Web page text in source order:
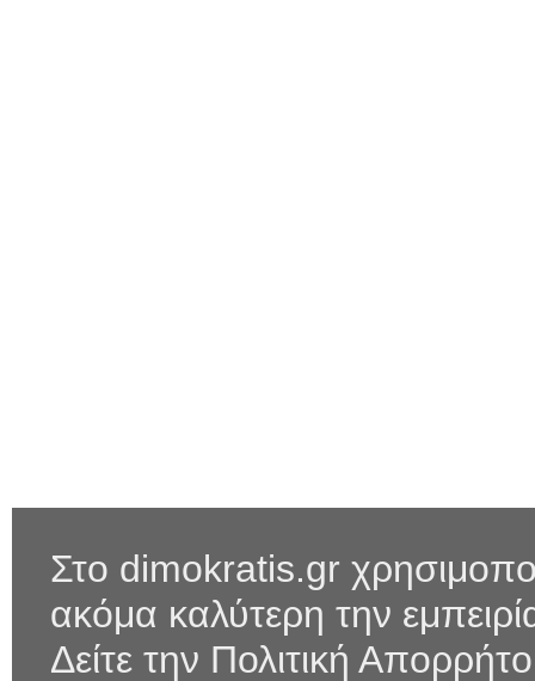
Στο dimokratis.gr
ακόμα καλύτερη την
Δείτε την Πολιτική